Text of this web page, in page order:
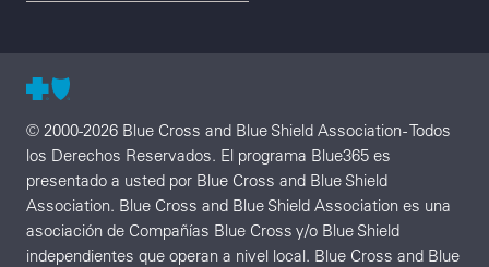
© 2000-2026 Blue Cross and Blue Shield Association - Todos
los Derechos Reservados. El programa Blue365 es
presentado a usted por Blue Cross and Blue Shield
Association. Blue Cross and Blue Shield Association es una
asociación de Compañías Blue Cross y/o Blue Shield
independientes que operan a nivel local. Blue Cross and Blue